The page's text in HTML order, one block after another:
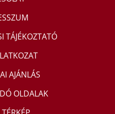
TÁJÉKOZTATÓ
AJÁNLÁS
OLDALAK